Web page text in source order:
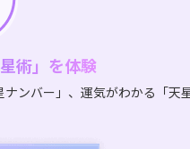
術」を体験
ンバー」、運気がわかる「天